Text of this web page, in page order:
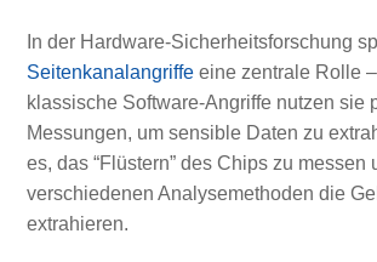
In der Hardware-Sicherheitsforschung
Seitenkanalangriffeeine zentrale Rolle
klassische Software-Angriffe nutzen sie
Messungen, um sensible Daten zu
es, das “Flüstern” des Chips zu messen
verschiedenen Analysemethoden die
extrahieren.